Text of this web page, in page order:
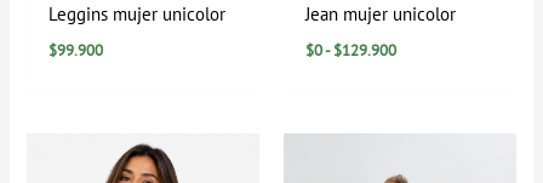
Leggins mujer unicolor
$99.900
Jean mujer unicolor
$0- $129.900